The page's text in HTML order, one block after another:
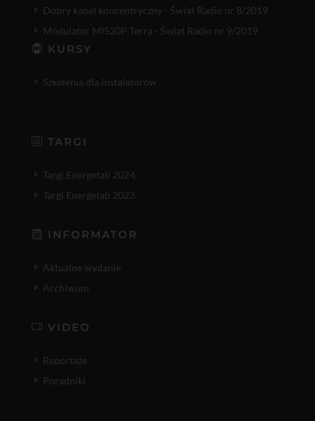
Dobry kabel koncentryczny - Świat Radio nr 8/2019
Modulator MI520P Terra - Świat Radio nr 9/2019
KURSY
Szkolenia dla instalatorów
TARGI
Targi Energetab 2024.
Targi Energetab 2023.
INFORMATOR
Aktualne wydanie
Archiwum
VIDEO
Reportaże
Poradniki